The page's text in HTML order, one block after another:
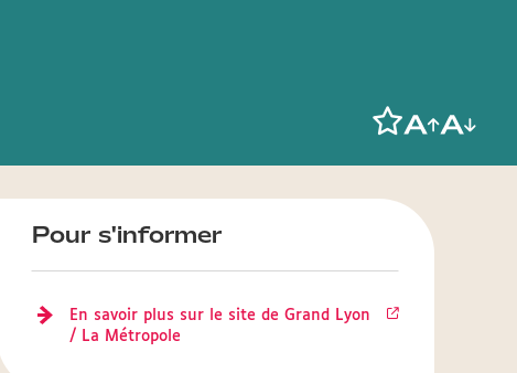
Pour s'informer
En savoir plus sur le site de Grand Lyon
/ La Métropole